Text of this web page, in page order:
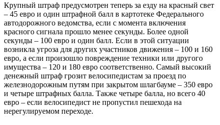
Крупный штраф предусмотрен теперь за езду на красный свет
– 45 евро и один штрафной балл в картотеке Федерального
автодорожного ведомства, если с момента включения
красного сигнала прошло менее секунды. Более одной
секунды – 100 евро и один балл. Если в этой ситуации
возникла угроза для других участников движения – 100 и 160
евро, а если произошло повреждение техники или другого
имущества – 120 и 180 евро соответственно. Самый высокий
денежный штраф грозит велосипедистам за проезд по
железнодорожным путям при закрытом шлагбауме – 350 евро
и четыре штрафных балла. Также четыре балла, но всего 40
евро – если велосипедист не пропустил пешехода на
нерегулируемом переходе.